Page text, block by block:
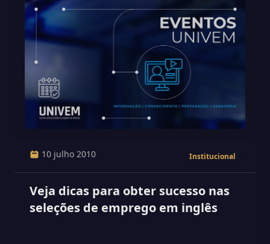
10 julho 2010 Institucional
Veja dicas para obter sucesso nas
seleções de emprego em inglês